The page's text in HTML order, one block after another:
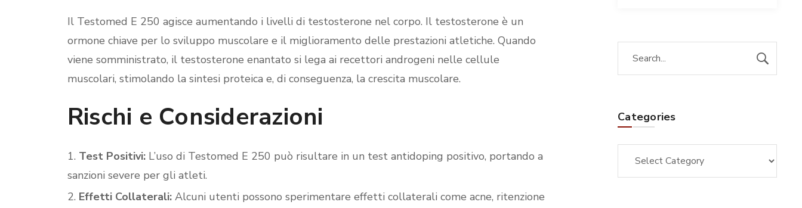
Il Testomed E 250 agisce aumentando i livelli di testosterone nel corpo. Il testosterone è un
ormone chiave per lo sviluppo muscolare e il miglioramento delle prestazioni atletiche. Quando
viene somministrato, il testosterone enantato si lega ai recettori androgeni nelle cellule
muscolari, stimolando la sintesi proteica e, di conseguenza, la crescita muscolare.
Rischi e Considerazioni
Test Positivi:L’uso di Testomed E 250 può risultare in un test antidoping positivo, portando a
sanzioni severe per gli atleti.
Effetti Collaterali:Alcuni utenti possono sperimentare effetti collaterali come acne, ritenzione
Categories